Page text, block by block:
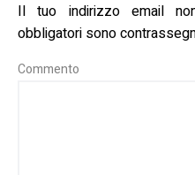
Il tuo indirizzo email
obbligatori sono